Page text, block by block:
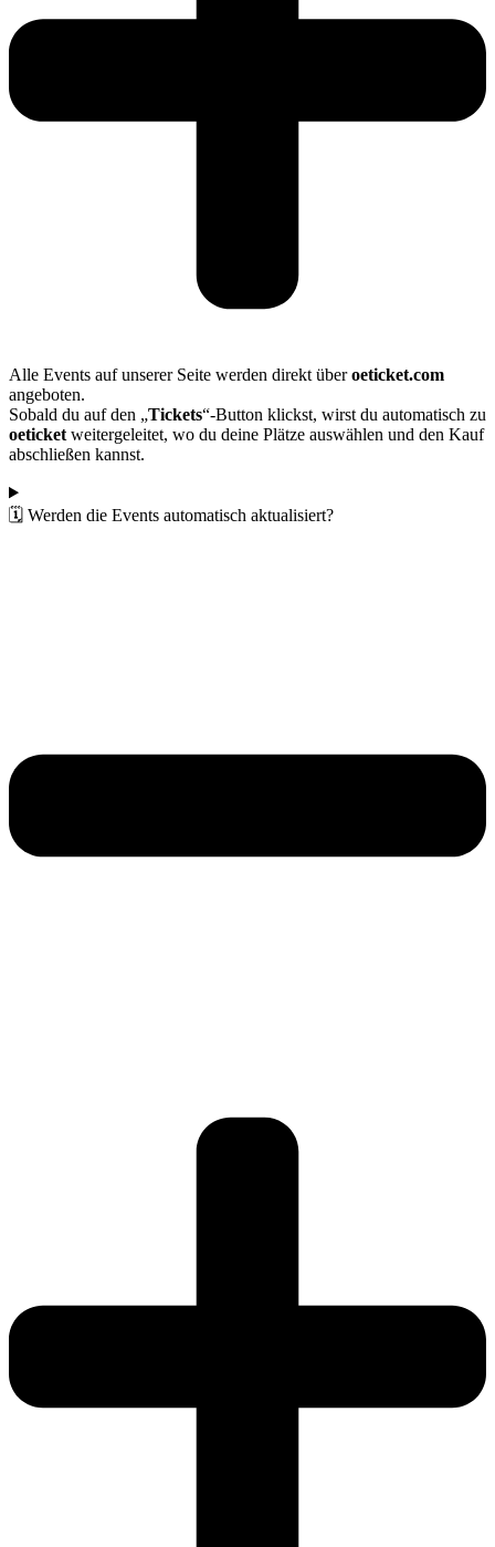
Alle Events auf unserer Seite werden direkt überoeticket.com
angeboten.
Sobald du auf den „Tickets“-Button klickst, wirst du automatisch zu
oeticketweitergeleitet, wo du deine Plätze auswählen und den Kauf
abschließen kannst.
🗓️ Werden die Events automatisch aktualisiert?